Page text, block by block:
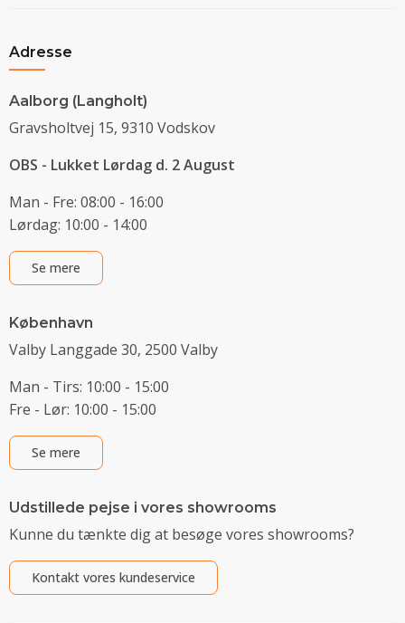
Adresse
Aalborg (Langholt)
Gravsholtvej 15, 9310 Vodskov
OBS - Lukket Lørdag d. 2 August
Man - Fre: 08:00 - 16:00
Lørdag: 10:00 - 14:00
Se mere
København
Valby Langgade 30, 2500 Valby
Man - Tirs: 10:00 - 15:00
Fre - Lør: 10:00 - 15:00
Se mere
Udstillede pejse i vores showrooms
Kunne du tænkte dig at besøge vores showrooms?
Kontakt vores kundeservice